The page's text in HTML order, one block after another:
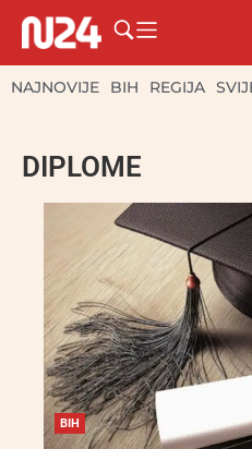
NAJNOVIJE BIH REGIJA
DIPLOME
BIH